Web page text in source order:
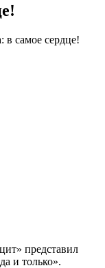
в самое сердце!
представил
и только».